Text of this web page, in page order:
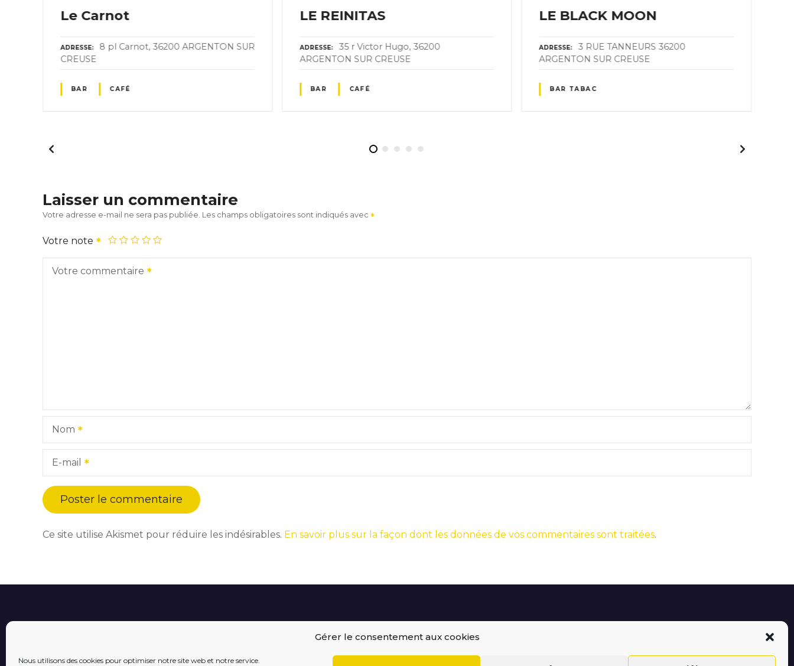
Gérer le consentement aux cookies
Nous utilisons des cookies pour optimiser notre site web et notre service.
Le Carnot
ADRESSE
8 pl Carnot, 36200 ARGENTON SUR
CREUSE
BAR CAFÉ
LE REINITAS
ADRESSE
35 r Victor Hugo, 36200
ARGENTON SUR CREUSE
BAR CAFÉ
LE BLACK MOON
ADRESSE
3 RUE TANNEURS 36200
ARGENTON SUR CREUSE
BAR TABAC
Laisser un commentaire
Votre adresse e-mail ne sera pas publiée. Les champs obligatoires sont indiqués avec
Votre note
Votre commentaire
Nom
E-mail
Ce site utilise Akismet pour réduire les indésirables. En savoir plus sur la façon dont les données de vos commentaires sont traitées.